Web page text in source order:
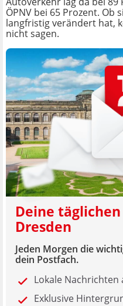
ÖPNV bei 65 Prozent.
langfristig verändert hat,
nicht sagen.
Deine
Dresden
Jeden Morgen die
dein Postfach.
Lokale
Exklusive